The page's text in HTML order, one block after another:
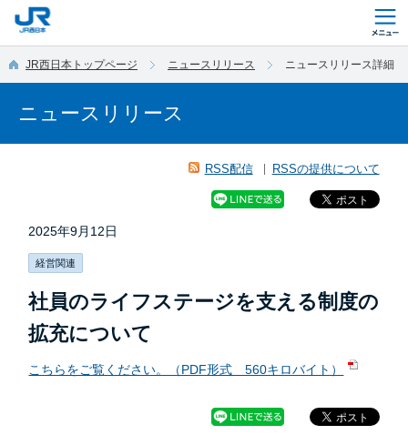
JR西日本トップページ ニュースリリース ニュースリリース詳細
ニュースリリース
RSS配信 RSSの提供について
2025年9月12日
経営関連
社員のライフステージを支える制度の
拡充について
こちらをご覧ください。（PDF形式 560キロバイト）